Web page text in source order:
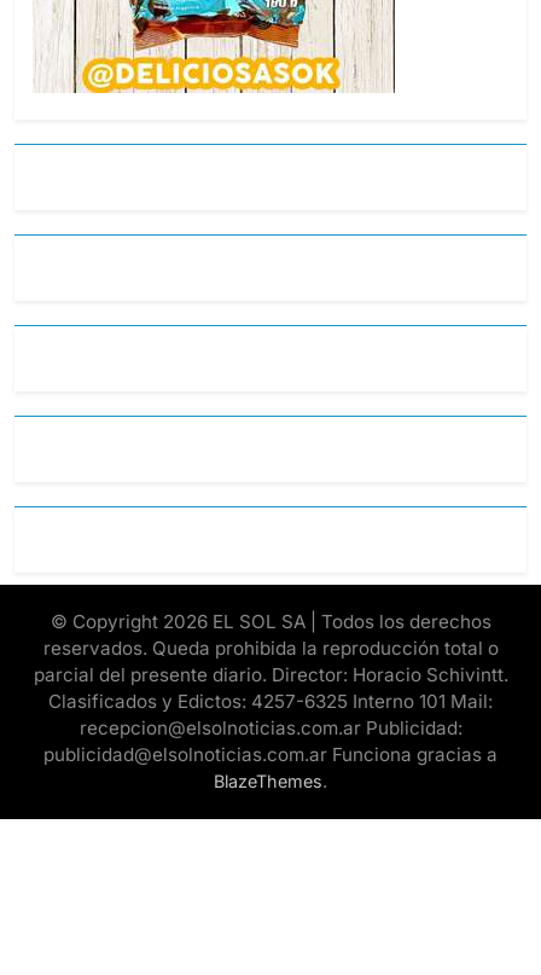
© Copyright 2026 EL SOL SA | Todos los derechos
reservados. Queda prohibida la reproducción total o
parcial del presente diario. Director: Horacio Schivintt.
Clasificados y Edictos: 4257-6325 Interno 101 Mail:
recepcion@elsolnoticias.com.ar Publicidad:
publicidad@elsolnoticias.com.ar Funciona gracias a
BlazeThemes.